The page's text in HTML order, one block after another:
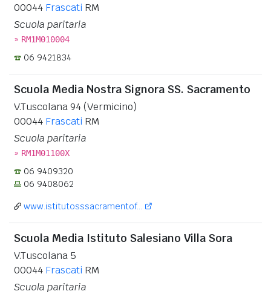
00044 Frascati RM
Scuola paritaria
» RM1M010004
06 9421834
Scuola Media Nostra Signora SS. Sacramento
V.Tuscolana 94 (Vermicino)
00044 Frascati RM
Scuola paritaria
» RM1M01100X
06 9409320
06 9408062
www.istitutosssacramentof...
Scuola Media Istituto Salesiano Villa Sora
V.Tuscolana 5
00044 Frascati RM
Scuola paritaria